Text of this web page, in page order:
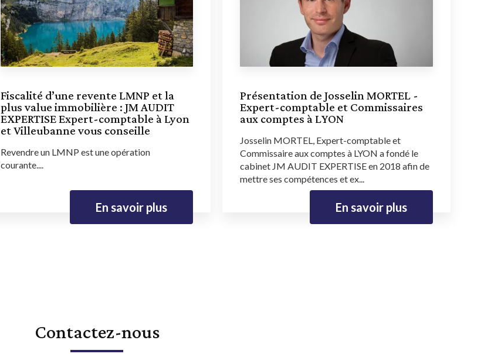
Fiscalité d’une revente LMNP et la
plus value immobilière : JM AUDIT
EXPERTISE Expert-comptable à Lyon
et Villeubanne vous conseille
Revendre un LMNP est une opération
courante....
En savoir plus
Présentation de Josselin MORTEL -
Expert-comptable et Commissaires
aux comptes à LYON
Josselin MORTEL, Expert-comptable et
Commissaire aux comptes à LYON a fondé le
cabinet JM AUDIT EXPERTISE en 2018 afin de
mettre ses compétences et ex...
En savoir plus
Contactez-nous